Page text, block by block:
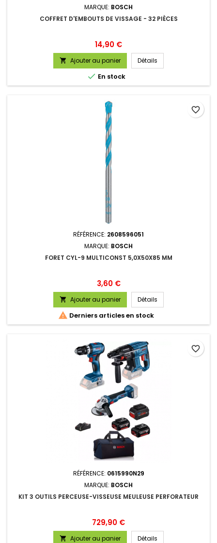
MARQUE: BOSCH
COFFRET D'EMBOUTS DE VISSAGE - 32 PIÈCES
Prix
14,90 €
 Ajouter au panier Détails
 En stock
RÉFÉRENCE: 2608596051
MARQUE: BOSCH
FORET CYL-9 MULTICONST 5,0X50X85 MM
Prix
3,60 €
 Ajouter au panier Détails
 Derniers articles en stock
favorite_border
RÉFÉRENCE: 0615990N29
MARQUE: BOSCH
KIT 3 OUTILS PERCEUSE-VISSEUSE MEULEUSE PERFORATEUR
Prix
729,90 €
 Ajouter au panier Détails
favorite_border